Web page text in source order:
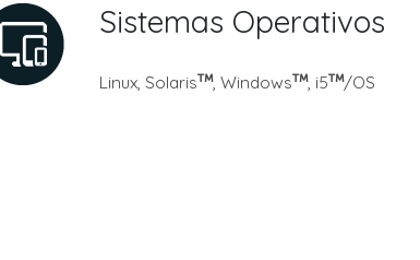
Sistemas Operativos
Linux, Solaris , Windows , i5 /OS